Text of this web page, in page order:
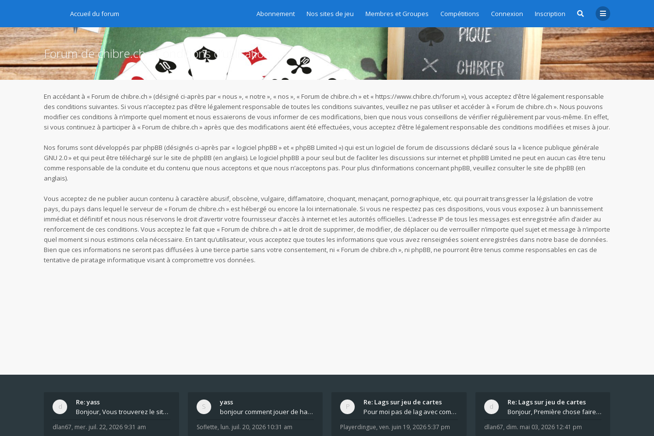
Abonnement Nos sites de jeu Membres et Groupes Compétitions Connexion Inscription
Accueil du forum
Forum de chibre.ch - Conditions d’utilisation
En accédant à « Forum de chibre.ch » (désigné ci-après par « nous », « notre », « nos », « Forum de chibre.ch » et « https://www.chibre.ch/forum »), vous acceptez d’être légalement responsable
des conditions suivantes. Si vous n’acceptez pas d’être légalement responsable de toutes les conditions suivantes, veuillez ne pas utiliser et accéder à « Forum de chibre.ch ». Nous pouvons
modifier ces conditions à n’importe quel moment et nous essaierons de vous informer de ces modifications, bien que nous vous conseillons de vérifier régulièrement par vous-même. En effet,
si vous continuez à participer à « Forum de chibre.ch » après que des modifications aient été effectuées, vous acceptez d’être légalement responsable des conditions modifiées et mises à jour.
Nos forums sont développés par phpBB (désignés ci-après par « logiciel phpBB » et « phpBB Limited ») qui est un logiciel de forum de discussions déclaré sous la « licence publique générale
GNU 2.0» et qui peut être téléchargé sur le site de phpBB (en anglais). Le logiciel phpBB a pour seul but de faciliter les discussions sur internet et phpBB Limited ne peut en aucun cas être tenu
comme responsable de la conduite et du contenu que nous acceptons et que nous n’acceptons pas. Pour plus d’informations concernant phpBB, veuillez consulter le site de phpBB (en
anglais).
Vous acceptez de ne publier aucun contenu à caractère abusif, obscène, vulgaire, diffamatoire, choquant, menaçant, pornographique, etc. qui pourrait transgresser la législation de votre
pays, du pays dans lequel le serveur de « Forum de chibre.ch » est hébergé ou encore la loi internationale. Si vous ne respectez pas ces dispositions, vous vous exposez à un bannissement
immédiat et définitif et nous nous réservons le droit d’avertir votre fournisseur d’accès à internet et les autorités officielles. L’adresse IP de tous les messages est enregistrée afin d’aider au
renforcement de ces conditions. Vous acceptez le fait que « Forum de chibre.ch » ait le droit de supprimer, de modifier, de déplacer ou de verrouiller n’importe quel sujet et message à n’importe
quel moment si nous estimons cela nécessaire. En tant qu’utilisateur, vous acceptez que toutes les informations que vous avez renseignées soient enregistrées dans notre base de données.
Bien que ces informations ne seront pas diffusées à une tierce partie sans votre consentement, ni « Forum de chibre.ch », ni phpBB, ne pourront être tenus comme responsables en cas de
tentative de piratage informatique visant à compromettre vos données.
Re: yass
Bonjour, Vous trouverez le site ici dans le foru
dlan67, mer. juil. 22, 2026 9:31 am
yass
bonjour comment jouer de haut en bas tout atout mi
Soflette, lun. juil. 20, 2026 10:31 am
Re: Lags sur jeu de cartes
Pour moi pas de lag avec comme navigateur Chrome
Playerdingue, ven. juin 19, 2026 5:37 pm
Re: Lags sur jeu de cartes
Bonjour, Première chose faire un arrêt complet de
dlan67, dim. mai 03, 2026 12:41 pm